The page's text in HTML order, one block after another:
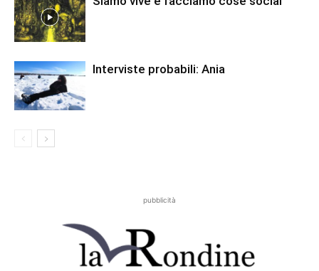
Interviste probabili: Ania
pubblicità